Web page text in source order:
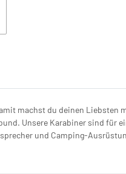
machst du deinen
Unsere Karabiner sind
und Camping-